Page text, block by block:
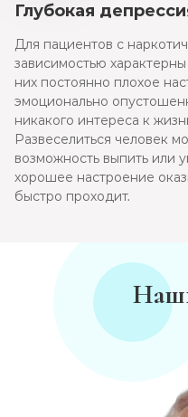
Глубокая
Для пациентов с
зависимостью
них постоянно плохое
эмоционально
никакого интереса к
Развеселиться человек
возможность выпить или
хорошее настроение
быстро проходит.